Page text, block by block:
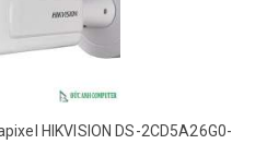
RTCP, NTP, UPnP, SMTP,
SNMP, IGMP, 802.1X,
QoS, IPv6, Bonjour
S,PROFILE G), PSIA, CGI,
HIKVISION DS-2CD5A26G0-